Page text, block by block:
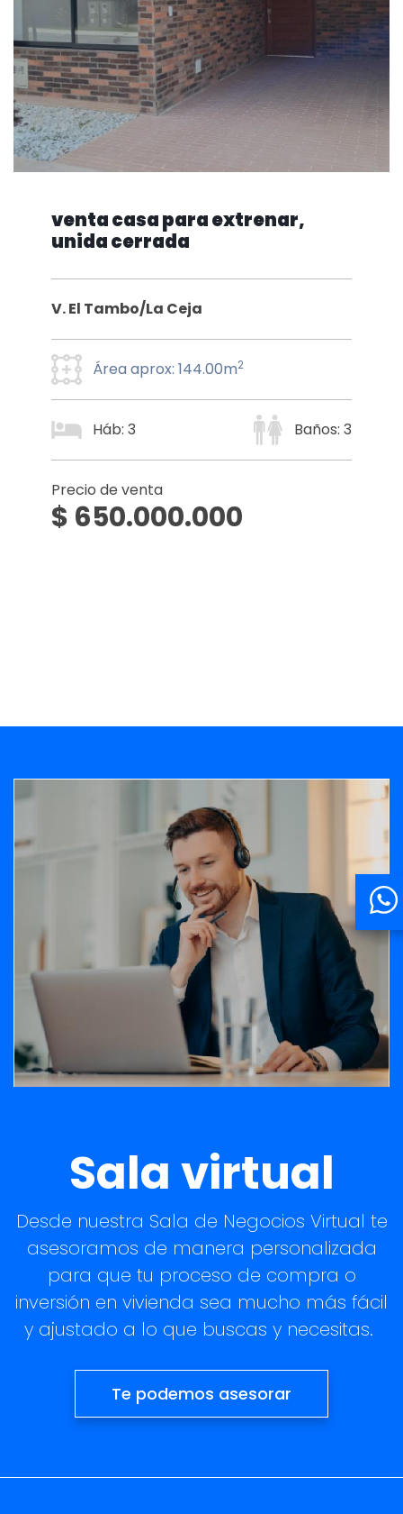
venta casa para extrenar,
unida cerrada
V. El Tambo/La Ceja
Área aprox: 144.00m2
Háb: 3 Baños: 3
Precio de venta
$ 650.000.000
Sala virtual
Desde nuestra Sala de Negocios Virtual te
asesoramos de manera personalizada
para que tu proceso de compra o
inversión en vivienda sea mucho más fácil
y ajustado a lo que buscas y necesitas.
Te podemos asesorar